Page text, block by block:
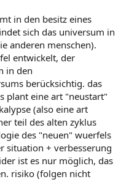
in den besitz eines
sich das universum in
anderen menschen).
entwickelt, der
in den
berücksichtig. das
plant eine art "neustart"
(also eine art
teil des alten zyklus
des "neuen" wuerfels
situation + verbesserung
ist es nur möglich, das
risiko (folgen nicht